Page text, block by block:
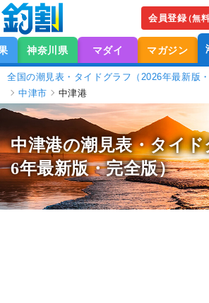
会員登録（無料
神奈川県 マダイ マガジン
全国の潮見表・タイドグラフ（2026年最新版・
中津市
中津港
中津港の潮見表・タイド
6年最新版・完全版）